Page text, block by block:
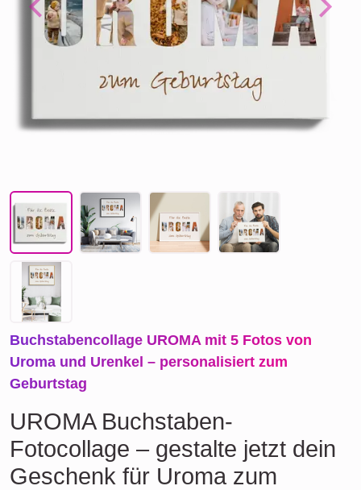
Previous Next
Buchstabencollage UROMA mit 5 Fotos von
Uroma und Urenkel – personalisiert zum
Geburtstag
UROMA Buchstaben-
Fotocollage – gestalte jetzt dein
Geschenk für Uroma zum